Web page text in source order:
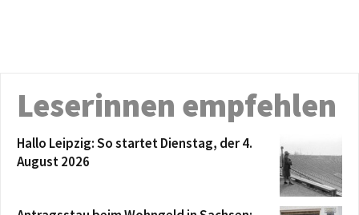
Leserinnen empfehlen
Hallo Leipzig: So startet Dienstag, der 4.
August 2026